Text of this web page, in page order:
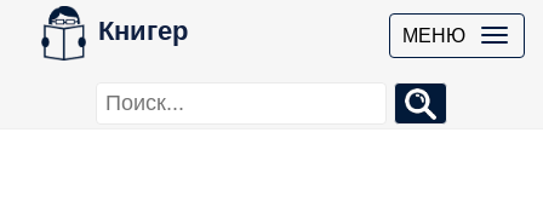
Книгер МЕНЮ